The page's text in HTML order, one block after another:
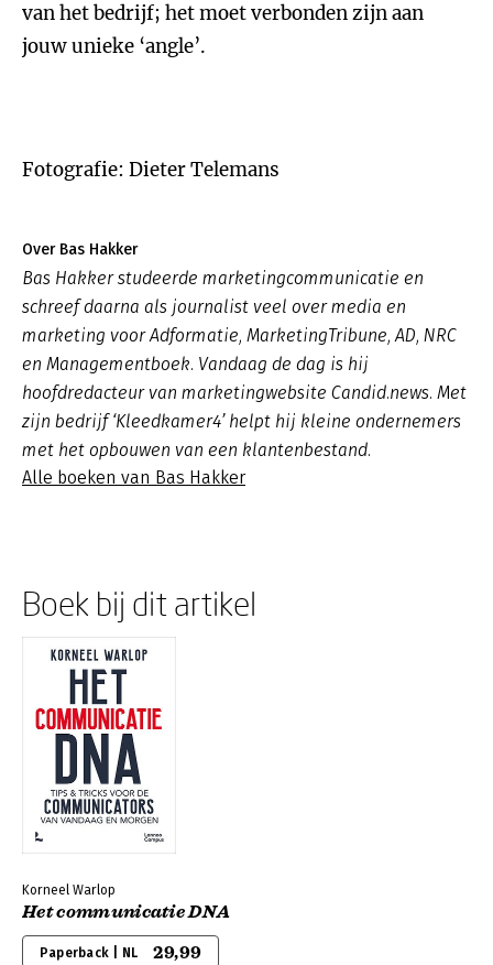
van het bedrijf; het moet verbonden zijn aan
jouw unieke ‘angle’.
Fotografie: Dieter Telemans
Over Bas Hakker
Bas Hakker studeerde marketingcommunicatie en
schreef daarna als journalist veel over media en
marketing voor Adformatie, MarketingTribune, AD, NRC
en Managementboek. Vandaag de dag is hij
hoofdredacteur van marketingwebsite Candid.news. Met
zijn bedrijf ‘Kleedkamer4’ helpt hij kleine ondernemers
met het opbouwen van een klantenbestand.
Alle boeken van Bas Hakker
Boek bij dit artikel
Korneel Warlop
Het communicatie DNA
Paperback | NL 29,99